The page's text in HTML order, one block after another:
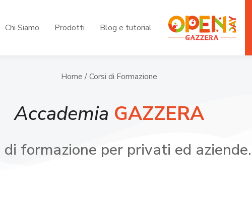
Chi Siamo Prodotti Blog e tutorial
Home / Corsi di Formazione
Accademia GAZZERA
di formazione per privati ed aziende.